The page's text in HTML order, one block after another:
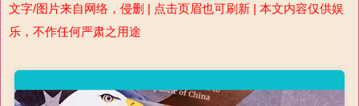
文字/图片来自网络，侵删 | 点击页眉也可刷新 | 本文内容仅供娱
乐，不作任何严肃之用途